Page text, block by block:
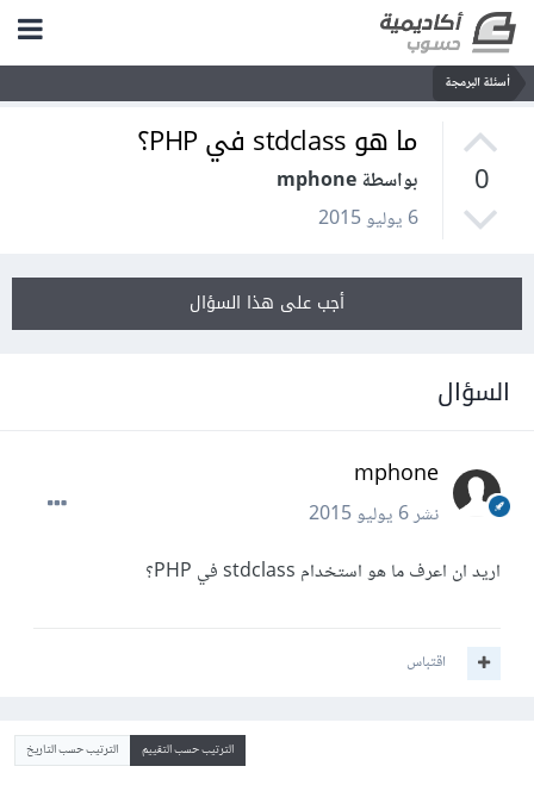
أسئلة البرمجة
0
ما هو stdclass في PHP؟
بواسطة mphone
6 يوليو 2015
أجب على هذا السؤال
السؤال
mphone
نشر6 يوليو 2015
اريد ان اعرف ما هو استخدام stdclass في PHP؟
اقتباس
الترتيب حسب التقييم الترتيب حسب التاريخ